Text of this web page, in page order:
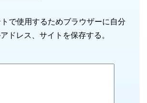
で使用するためブラウザーに自分
ドレス、サイトを保存する。